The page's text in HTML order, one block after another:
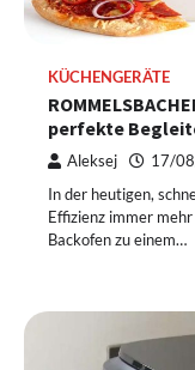
KÜCHENGERÄTE
perfekte
Aleksej 17/
In der heutigen,
Effizienz immer
Backofen zu einem…